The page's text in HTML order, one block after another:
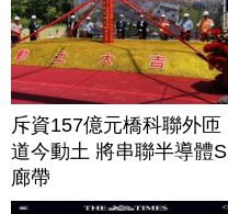
斥資157億元橋科聯外匝
道今動土 將串聯半導體S
廊帶